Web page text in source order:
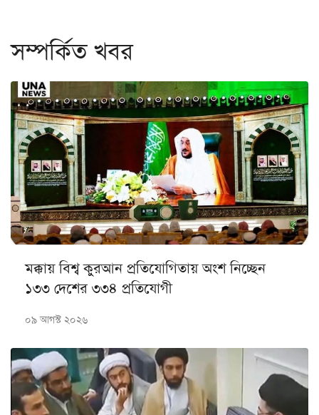
সম্পর্কিত খবর
মক্কায় বিশ্ব কুরআন প্রতিযোগিতায় অংশ নিচ্ছেন
১৩৩ দেশের ৩৩৪ প্রতিযোগী
০৯ আগস্ট ২০২৬